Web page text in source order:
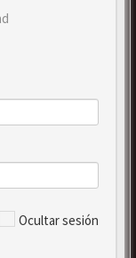
Ocultar sesión